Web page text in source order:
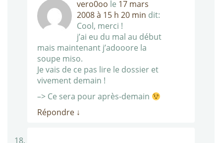
vero0oo le 17 mars
2008 à 15 h 20 min dit:
Cool, merci !
j’ai eu du mal au début
mais maintenant j’adooore la
soupe miso.
Je vais de ce pas lire le dossier et
vivement demain !
–> Ce sera pour après-demain
Répondre ↓